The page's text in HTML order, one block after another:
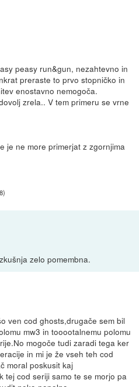
peasy run&gun, nezahtevno in
preraste to prvo stopničko in
enostavno nemogoča.
zrela.. V tem primeru se vrne
je ne more primerjat z zgornjima
)
zelo pomembna.
ven cod ghosts,drugače sem bil
mw3 in tooootalnemu polomu
mogoče tudi zaradi tega ker
in mi je že vseh teh cod
moral poskusit kaj
tej cod seriji samo te se morjo pa